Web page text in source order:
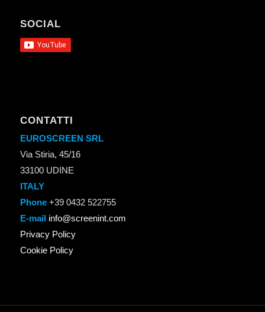
SOCIAL
CONTATTI
EUROSCREEN SRL
Via Stiria, 45/16
33100 UDINE
ITALY
Phone+39 0432 522755
E-mail info@screenint.com
Privacy Policy
Cookie Policy